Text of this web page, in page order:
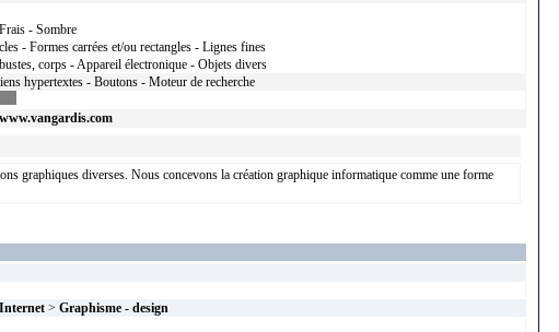
- Sombre
- Formes carrées et/ou rectangles - Lignes fines
corps - Appareil électronique - Objets divers
hypertextes - Boutons - Moteur de recherche
graphiques diverses. Nous concevons la création graphique informatique comme une forme
> Graphisme - design